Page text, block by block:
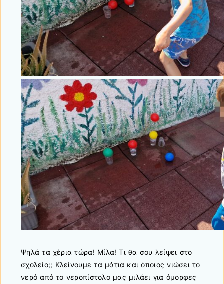
Ψηλά τα χέρια τώρα! Μίλα! Τι θα σου λείψει στο
σχολείο;; Κλείνουμε τα μάτια και όποιος νιώσει το
νερό από το νεροπίστολο μας μιλάει για όμορφες